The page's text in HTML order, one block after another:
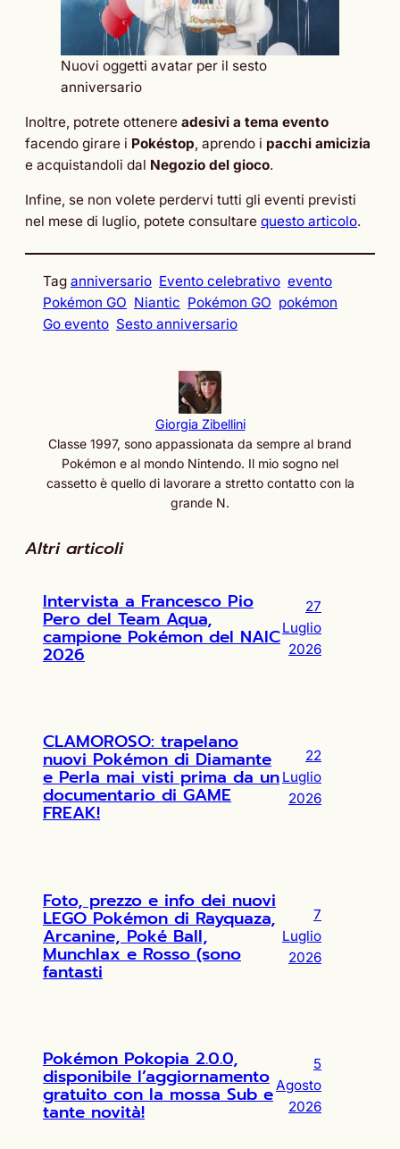
Nuovi oggetti avatar per il sesto
anniversario
Inoltre, potrete ottenere adesivi a tema evento
facendo girare i Pokéstop, aprendo i pacchi amicizia
e acquistandoli dal Negozio del gioco.
Infine, se non volete perdervi tutti gli eventi previsti
nel mese di luglio, potete consultare questo articolo.
Tag anniversario Evento celebrativo evento
Pokémon GO Niantic Pokémon GO pokémon
Go evento Sesto anniversario
Giorgia Zibellini
Classe 1997, sono appassionata da sempre al brand
Pokémon e al mondo Nintendo. Il mio sogno nel
cassetto è quello di lavorare a stretto contatto con la
grande N.
Altri articoli
Intervista a Francesco Pio
Pero del Team Aqua,
campione Pokémon del NAIC
2026
27
Luglio
2026
CLAMOROSO: trapelano
nuovi Pokémon di Diamante
e Perla mai visti prima da un
documentario di GAME
FREAK!
22
Luglio
2026
Foto, prezzo e info dei nuovi
LEGO Pokémon di Rayquaza,
Arcanine, Poké Ball,
Munchlax e Rosso (sono
fantasti
7
Luglio
2026
Pokémon Pokopia 2.0.0,
disponibile l’aggiornamento
gratuito con la mossa Sub e
tante novità!
5
Agosto
2026